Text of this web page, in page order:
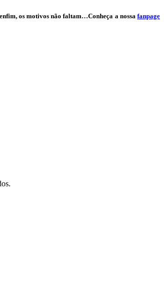
os motivos não faltam…Conheça a nossafanpage